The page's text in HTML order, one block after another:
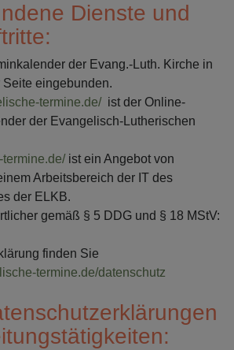
Dienste und
der Evang.-Luth. Kirche in
Seite eingebunden.
termine.de/ist der Online-
der Evangelisch-Lutherischen
ist ein Angebot von
Arbeitsbereich der IT des
der ELKB.
gemäß § 5 DDG und § 18 MStV:
finden Sie
termine.de/datenschutz